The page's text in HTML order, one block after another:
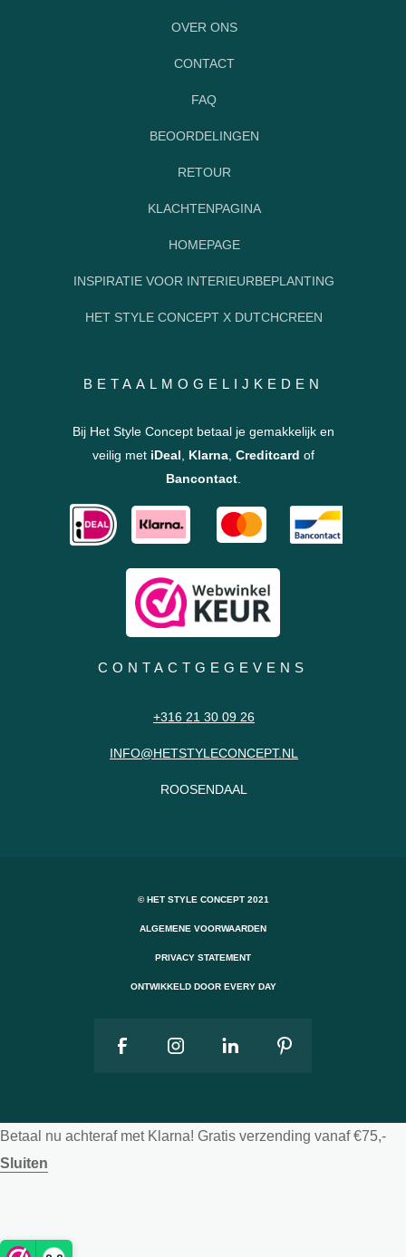
OVER ONS
CONTACT
FAQ
BEOORDELINGEN
RETOUR
KLACHTENPAGINA
HOMEPAGE
INSPIRATIE VOOR INTERIEURBEPLANTING
HET STYLE CONCEPT X DUTCHCREEN
BETAALMOGELIJKEDEN
Bij Het Style Concept betaal je gemakkelijk en
veilig met iDeal Klarna, Creditcard of
Bancontact.
CONTACTGEGEVENS
+316 21 30 09 26
INFO@HETSTYLECONCEPT.NL
ROOSENDAAL
© HET STYLE CONCEPT 2021
ALGEMENE VOORWAARDEN
PRIVACY STATEMENT
ONTWIKKELD DOOR EVERY DAY
Betaal nu achteraf met Klarna! Gratis verzending vanaf €75,-
Sluiten